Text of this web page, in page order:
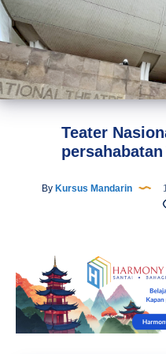
Teater
ByKursus Mandarin